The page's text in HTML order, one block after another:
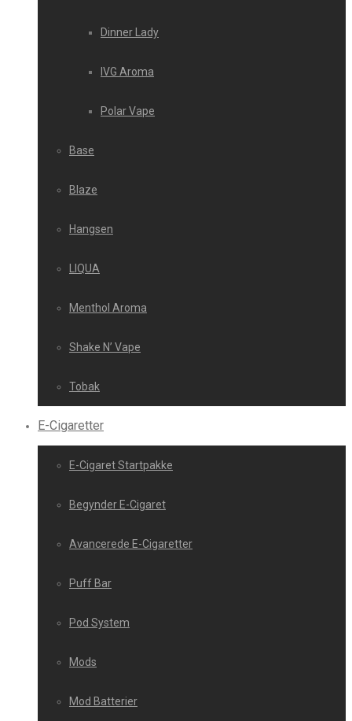
Dinner Lady
IVG Aroma
Polar Vape
Base
Blaze
Hangsen
LIQUA
Menthol Aroma
Shake N’ Vape
Tobak
E-Cigaretter
E-Cigaret Startpakke
Begynder E-Cigaret
Avancerede E-Cigaretter
Puff Bar
Pod System
Mods
Mod Batterier